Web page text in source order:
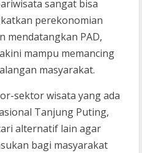
sangat bisa
perekonomian
mendatangkan PAD,
mampu memancing
masyarakat.
sektor wisata yang ada
Tanjung Puting,
alternatif lain agar
bagi masyarakat